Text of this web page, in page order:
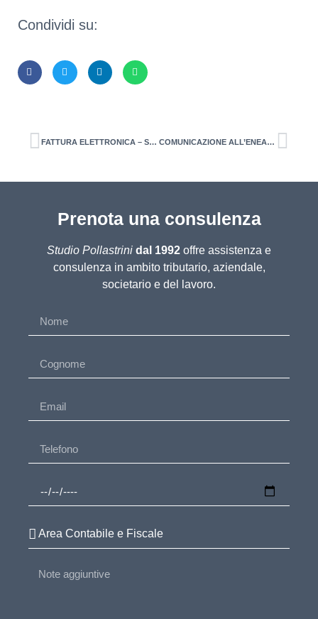
Condividi su:
FATTURA ELETTRONICA – Spese sanitarie COMUNICAZIONE ALL’ENEA – PROSSIME SCADENZE
Prenota una consulenza
Studio Pollastrini dal 1992 offre assistenza e
consulenza in ambito tributario, aziendale,
societario e del lavoro.